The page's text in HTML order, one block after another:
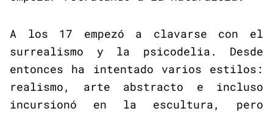
A los 17 empezó a clavarse con el
surrealismo y la psicodelia. Desde
entonces ha intentado varios estilos:
realismo, arte abstracto e incluso
incursionó en la escultura, pero